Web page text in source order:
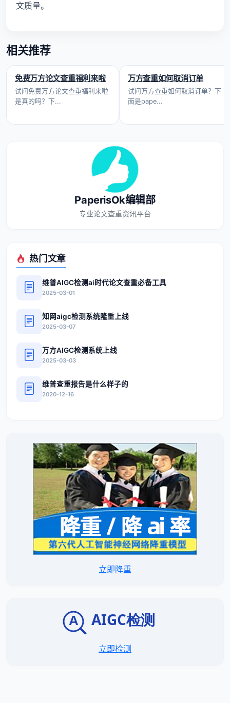
文质量。
相关推荐
免费万方论文查重福利来啦
试问免费万方论文查重福利来啦
是真的吗？下...
万方查重如何取消订单
试问万方查重如何取消订单？下
面是pape...
PaperisOk编辑部
专业论文查重资讯平台
热门文章
维普AIGC检测ai时代论文查重必备工具
2025-03-01
知网aigc检测系统隆重上线
2025-03-07
万方AIGC检测系统上线
2025-03-03
维普查重报告是什么样子的
2020-12-16
立即降重
立即检测